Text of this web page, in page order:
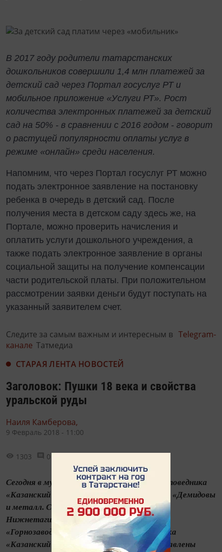
В 2017 году родители татарстанских
дошкольников совершили 1,4 млн платежей за
детский сад через Портал госуслуг РТ и
мобильное приложение «Услуги РТ». Рост
количества электронных платежей за детский
сад на 50% - в сравнении с 2016 годом - говорит
о растущей популярности оплаты услуг в
режиме «онлайн» среди населения.
Напомним, что через Портал госуслуг РТ можно
подать электронное заявление на постановку
ребенка в очередь в детский сад. После
получения места в детском саду здесь же, на
Портале, можно проверить начисления и
оплатить услуги дошкольного учреждения, а
также подать электронное заявление в органы
социальной защиты на получение компенсации
части родительской платы. При положительном
рассмотрении заявки деньги будут поступать на
указанный заявителем счет.
Следите за самым важным и интересным в Telegram-
канале Татмедиа
СТАРАЯ ЛЕНТА НОВОСТЕЙ
Заголовок: Пушки 18 века и свойства
уральской руды
Наиля Камберова,
9 Февраль 2018 - 11:00
1303 0
Сегодня в музее Пушечного двора Музея-заповедника
«Казанский Кремль» откроется выставка «Демидовы
и металл. Сплав на века» из фондов
Нижнетагильского музея-заповедника
«Горнозаводской Урал» и Музея-заповедника
«Казанский Кремль». На выставке представлены